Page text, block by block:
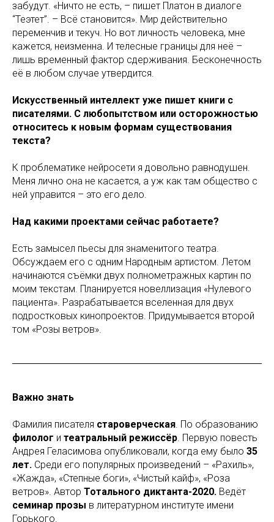
забудут. «Ничто не есть, – пишет Платон в диалоге
“Теэтет”. – Всё становится». Мир действительно
переменчив и текуч. Но вот личность человека, мне
кажется, неизменна. И телесные границы для неё –
лишь временный фактор сдерживания. Бесконечность
её в любом случае утвердится.
Искусственный интеллект уже пишет книги с
писателями. С любопытством или осторожностью
относитесь к новым формам существования
текста?
К проблематике нейросети я довольно равнодушен.
Меня лично она не касается, а уж как там общество с
ней управится – это его дело.
Над какими проектами сейчас работаете?
Есть замысел пьесы для знаменитого театра.
Обсуждаем его с одним Народным артистом. Летом
начинаются съёмки двух полнометражных картин по
моим текстам. Планируется новеллизация «Нулевого
пациента». Разрабатывается вселенная для двух
подростковых кинопроектов. Придумывается второй
том «Розы ветров».
Важно знать
Фамилия писателя староверческая. По образованию
филолог и театральный режиссёр. Первую повесть
Андрея Геласимова опубликовали, когда ему было 35
лет. Среди его популярных произведений – «Рахиль»,
«Жажда», «Степные боги», «Чистый кайф», «Роза
ветров». Автор Тотального диктанта-2020. Ведёт
семинар прозы в литературном институте имени
Горького.